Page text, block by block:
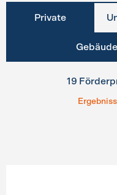
Private
Gebäude
19